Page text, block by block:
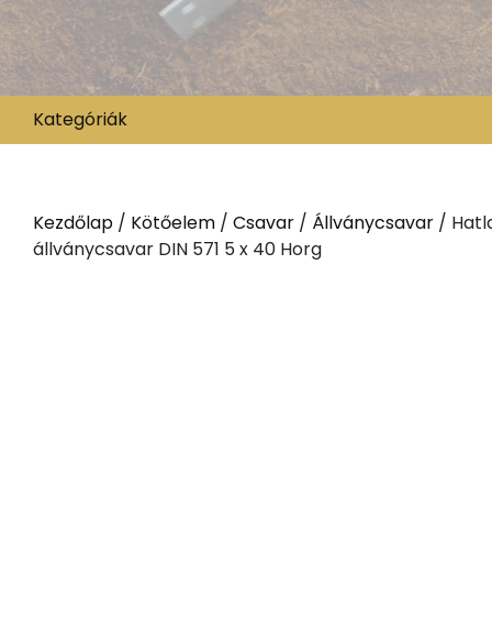
Kategóriák
Kezdőlap / Kötőelem / Csavar / Állványcsavar /
állványcsavar DIN 571 5 x 40 Horg